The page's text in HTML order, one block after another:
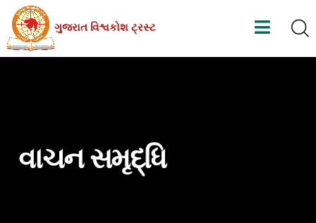
Skip
the
ગુજરાત વિશ્વકોશ ટ્રસ્ટ
વાચન સમૃદ્ધિ